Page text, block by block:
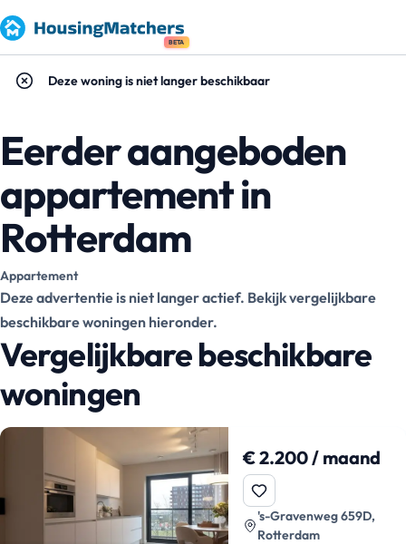
BETA
Deze woning is niet langer beschikbaar
Eerder aangeboden
appartement in
Rotterdam
Appartement
Deze advertentie is niet langer actief. Bekijk vergelijkbare
beschikbare woningen hieronder.
Vergelijkbare beschikbare
woningen
€ 2.200 / maand
's-Gravenweg 659D,
Rotterdam